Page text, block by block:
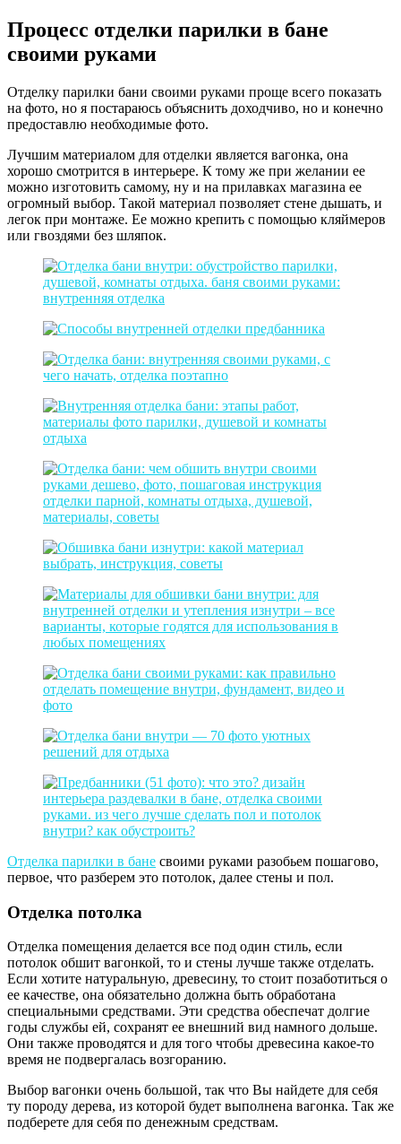
Процесс отделки парилки в бане
своими руками
Отделку парилки бани своими руками проще всего показать
на фото, но я постараюсь объяснить доходчиво, но и конечно
предоставлю необходимые фото.
Лучшим материалом для отделки является вагонка, она
хорошо смотрится в интерьере. К тому же при желании ее
можно изготовить самому, ну и на прилавках магазина ее
огромный выбор. Такой материал позволяет стене дышать, и
легок при монтаже. Ее можно крепить с помощью кляймеров
или гвоздями без шляпок.
Отделка парилки в бане своими руками разобьем пошагово,
первое, что разберем это потолок, далее стены и пол.
Отделка потолка
Отделка помещения делается все под один стиль, если
потолок обшит вагонкой, то и стены лучше также отделать.
Если хотите натуральную, древесину, то стоит позаботиться о
ее качестве, она обязательно должна быть обработана
специальными средствами. Эти средства обеспечат долгие
годы службы ей, сохранят ее внешний вид намного дольше.
Они также проводятся и для того чтобы древесина какое-то
время не подвергалась возгоранию.
Выбор вагонки очень большой, так что Вы найдете для себя
ту породу дерева, из которой будет выполнена вагонка. Так же
подберете для себя по денежным средствам.